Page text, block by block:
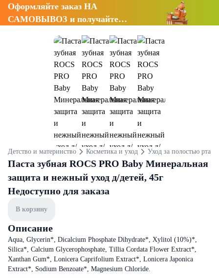
Оформляйте заказ НА
САМОВЫВОЗ и получайте
Детство и материнство Косметика и уход Уход за полостью рта
Паста зубная ROCS PRO Baby Минеральная
защита и нежный уход д/детей, 45г
Недоступно для заказа
В корзину
Описание
Aqua, Glycerin*, Dicalcium Phosphate Dihydrate*, Xylitol (10%)*,
Silica*, Calcium Glycerophosphate, Tillia Cordata Flower Extract*,
Xanthan Gum*, Lonicera Caprifolium Extract*, Lonicera Japonica
Extract*, Sodium Benzoate*, Magnesium Chloride.